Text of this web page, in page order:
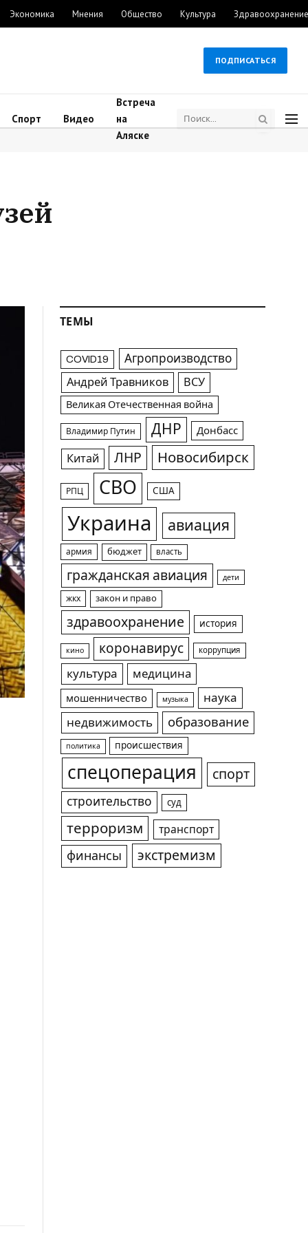
Экономика Мнения Общество Культура Здравоохранение
ПОДПИСАТЬСЯ
Спорт Видео
Встреча
на
Аляске
ТЕМЫ
COVID19 Агропроизводство
Андрей Травников ВСУ
Великая Отечественная война
Владимир Путин ДНР Донбасс
Китай ЛНР Новосибирск
РПЦ СВО США
Украина авиация
армия бюджет власть
гражданская авиация дети
жкх закон и право
здравоохранение история
кино коронавирус коррупция
культура медицина
мошенничество музыка
наука
недвижимость
образование
политика происшествия
спецоперация спорт
строительство суд
терроризм транспорт
финансы экстремизм